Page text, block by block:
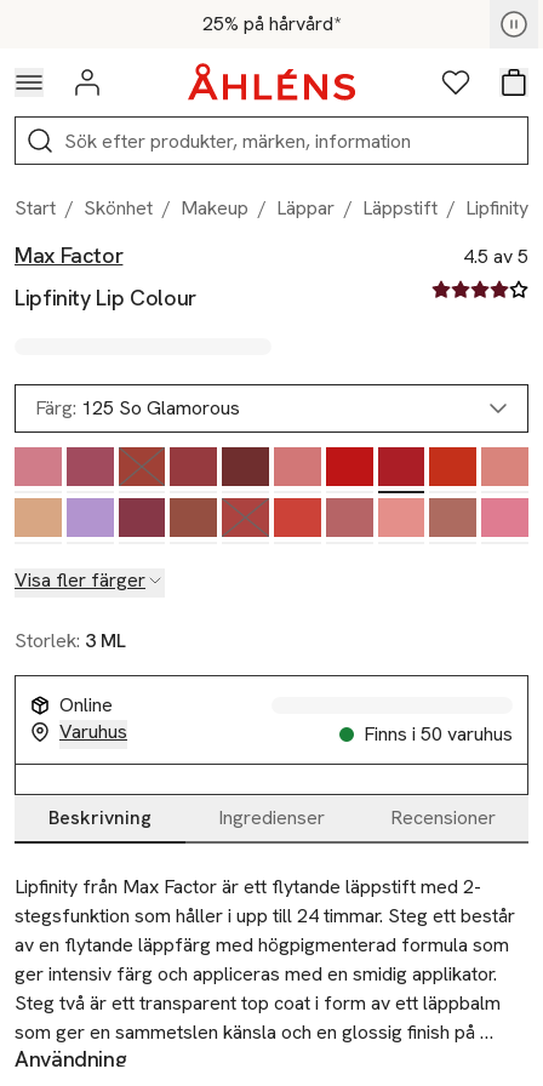
Hoppa till navigationsmenyn25% på hårvård*
För medlemmar - Shoppa nu
Logga in Favoriter
Sök
Start / Skönhet / Makeup / Läppar / Läppstift / Lipfinity
Produktbilder
Hoppa över bildspelet
Max Factor
Lipfinity Lip Colour
4.5 av 5
4.5 av fem
Färg: 125 So Glamorous
Visa fler färger
Storlek: 3 ML
Online
Varuhus
Finns i 50 varuhus
Produktinformation
Beskrivning Ingredienser Recensioner
Beskrivning
Lipfinity från Max Factor är ett flytande läppstift med 2-
stegsfunktion som håller i upp till 24 timmar. Steg ett består
av en flytande läppfärg med högpigmenterad formula som
ger intensiv färg och appliceras med en smidig applikator.
Steg två är ett transparent top coat i form av ett läppbalm
som ger en sammetslen känsla och en glossig finish på
läpparna.
Användning